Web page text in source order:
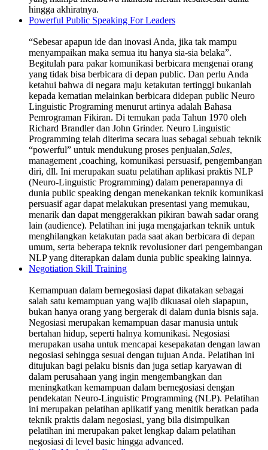
hingga akhiratnya.
Powerful Public Speaking For Leaders
“Sebesar apapun ide dan inovasi Anda, jika tak mampu
menyampaikan maka semua itu hanya sia-sia belaka”.
Begitulah para pakar komunikasi berbicara mengenai orang
yang tidak bisa berbicara di depan public. Dan perlu Anda
ketahui bahwa di negara maju ketakutan tertinggi bukanlah
kepada kematian melainkan berbicara didepan public Neuro
Linguistic Programing menurut artinya adalah Bahasa
Pemrograman Fikiran. Di temukan pada Tahun 1970 oleh
Richard Brandler dan John Grinder. Neuro Linguistic
Programming telah diterima secara luas sebagai sebuah teknik
“powerful” untuk mendukung proses penjualan,Sales,
management ,coaching, komunikasi persuasif, pengembangan
diri, dll. Ini merupakan suatu pelatihan aplikasi praktis NLP
(Neuro-Linguistic Programming) dalam penerapannya di
dunia public speaking dengan menekankan teknik komunikasi
persuasif agar dapat melakukan presentasi yang memukau,
menarik dan dapat menggerakkan pikiran bawah sadar orang
lain (audience). Pelatihan ini juga mengajarkan teknik untuk
menghilangkan ketakutan pada saat akan berbicara di depan
umum, serta beberapa teknik revolusioner dari pengembangan
NLP yang diterapkan dalam dunia public speaking lainnya.
Negotiation Skill Training
Kemampuan dalam bernegosiasi dapat dikatakan sebagai
salah satu kemampuan yang wajib dikuasai oleh siapapun,
bukan hanya orang yang bergerak di dalam dunia bisnis saja.
Negosiasi merupakan kemampuan dasar manusia untuk
bertahan hidup, seperti halnya komunikasi. Negosiasi
merupakan usaha untuk mencapai kesepakatan dengan lawan
negosiasi sehingga sesuai dengan tujuan Anda. Pelatihan ini
ditujukan bagi pelaku bisnis dan juga setiap karyawan di
dalam perusahaan yang ingin mengembangkan dan
meningkatkan kemampuan dalam bernegosiasi dengan
pendekatan Neuro-Linguistic Programming (NLP). Pelatihan
ini merupakan pelatihan aplikatif yang menitik beratkan pada
teknik praktis dalam negosiasi, yang bila disimpulkan
pelatihan ini merupakan paket lengkap dalam pelatihan
negosiasi di level basic hingga advanced.